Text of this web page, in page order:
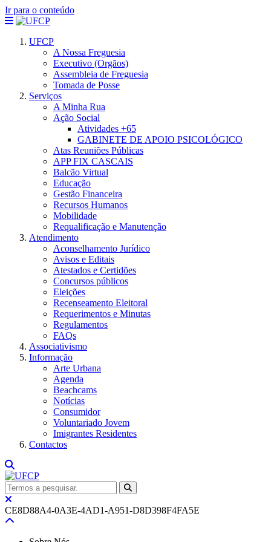
Ir para o conteúdo
UFCP
A Nossa Freguesia
Executivo (Orgãos)
Assembleia de Freguesia
Tomada de Posse
Serviços
A Minha Rua
Ação Social
Atividades +65
GABINETE DE APOIO PSICOLÓGICO
Atas Reuniões Públicas
APP FIX CASCAIS
Balcão Virtual
Educação
Gestão Financeira
Recursos Humanos
Mobilidade
Requalificação e Manutenção
Atendimento
Aconselhamento Jurídico
Avisos e Editais
Atestados e Certidões
Concursos públicos
Eleições
Recenseamento Eleitoral
Requerimentos e Minutas
Regulamentos
FAQs
Associativismo
Informação
Arte Urbana
Agenda
Beachcams
Notícias
Consumidor
Voluntariado Jovem
Imigrantes Residentes
Contactos
CE8D88A4-0A3E-4AD1-A951-D8D398F4FA5E